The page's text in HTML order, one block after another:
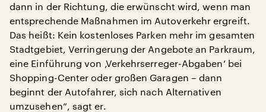
dann in der Richtung, die erwünscht wird, wenn man
entsprechende Maßnahmen im Autoverkehr ergreift.
Das heißt: Kein kostenloses Parken mehr im gesamten
Stadtgebiet, Verringerung der Angebote an Parkraum,
eine Einführung von ‚Verkehrserreger-Abgaben‘ bei
Shopping-Center oder großen Garagen – dann
beginnt der Autofahrer, sich nach Alternativen
umzusehen“, sagt er.